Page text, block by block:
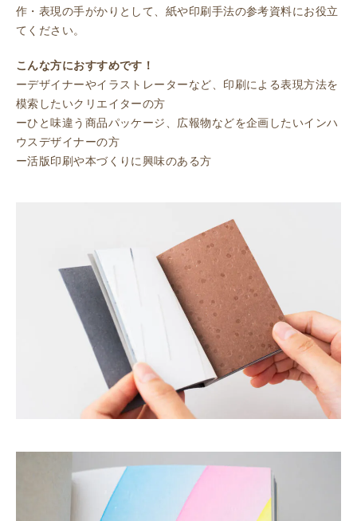
作・表現の手がかりとして、紙や印刷手法の参考資料にお役立
てください。
こんな方におすすめです！
ーデザイナーやイラストレーターなど、印刷による表現方法を
模索したいクリエイターの方
ーひと味違う商品パッケージ、広報物などを企画したいインハ
ウスデザイナーの方
ー活版印刷や本づくりに興味のある方